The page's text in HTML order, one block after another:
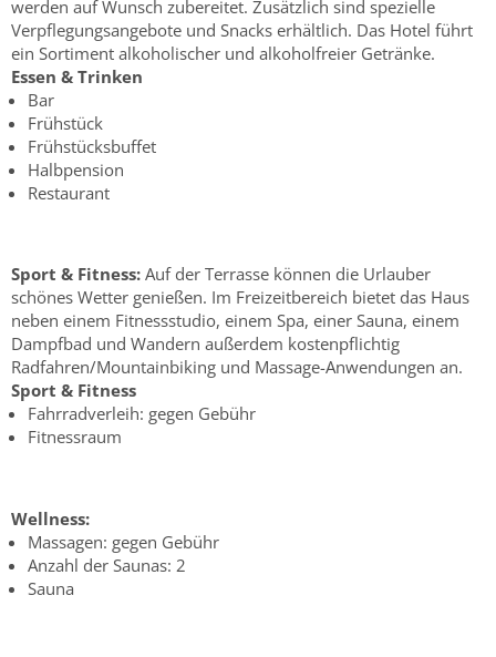
werden auf Wunsch zubereitet. Zusätzlich sind spezielle
Verpflegungsangebote und Snacks erhältlich. Das Hotel führt
ein Sortiment alkoholischer und alkoholfreier Getränke.
Essen & Trinken
Bar
Frühstück
Frühstücksbuffet
Halbpension
Restaurant
Sport & Fitness: Auf der Terrasse können die Urlauber
schönes Wetter genießen. Im Freizeitbereich bietet das Haus
neben einem Fitnessstudio, einem Spa, einer Sauna, einem
Dampfbad und Wandern außerdem kostenpflichtig
Radfahren/Mountainbiking und Massage-Anwendungen an.
Sport & Fitness
Fahrradverleih: gegen Gebühr
Fitnessraum
Wellness:
Massagen: gegen Gebühr
Anzahl der Saunas: 2
Sauna